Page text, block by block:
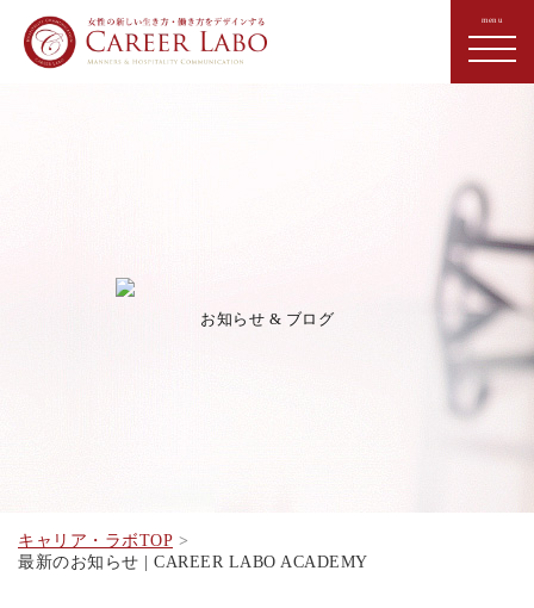
お知らせ & ブログ
キャリア・ラボTOP
最新のお知らせ | CAREER LABO ACADEMY